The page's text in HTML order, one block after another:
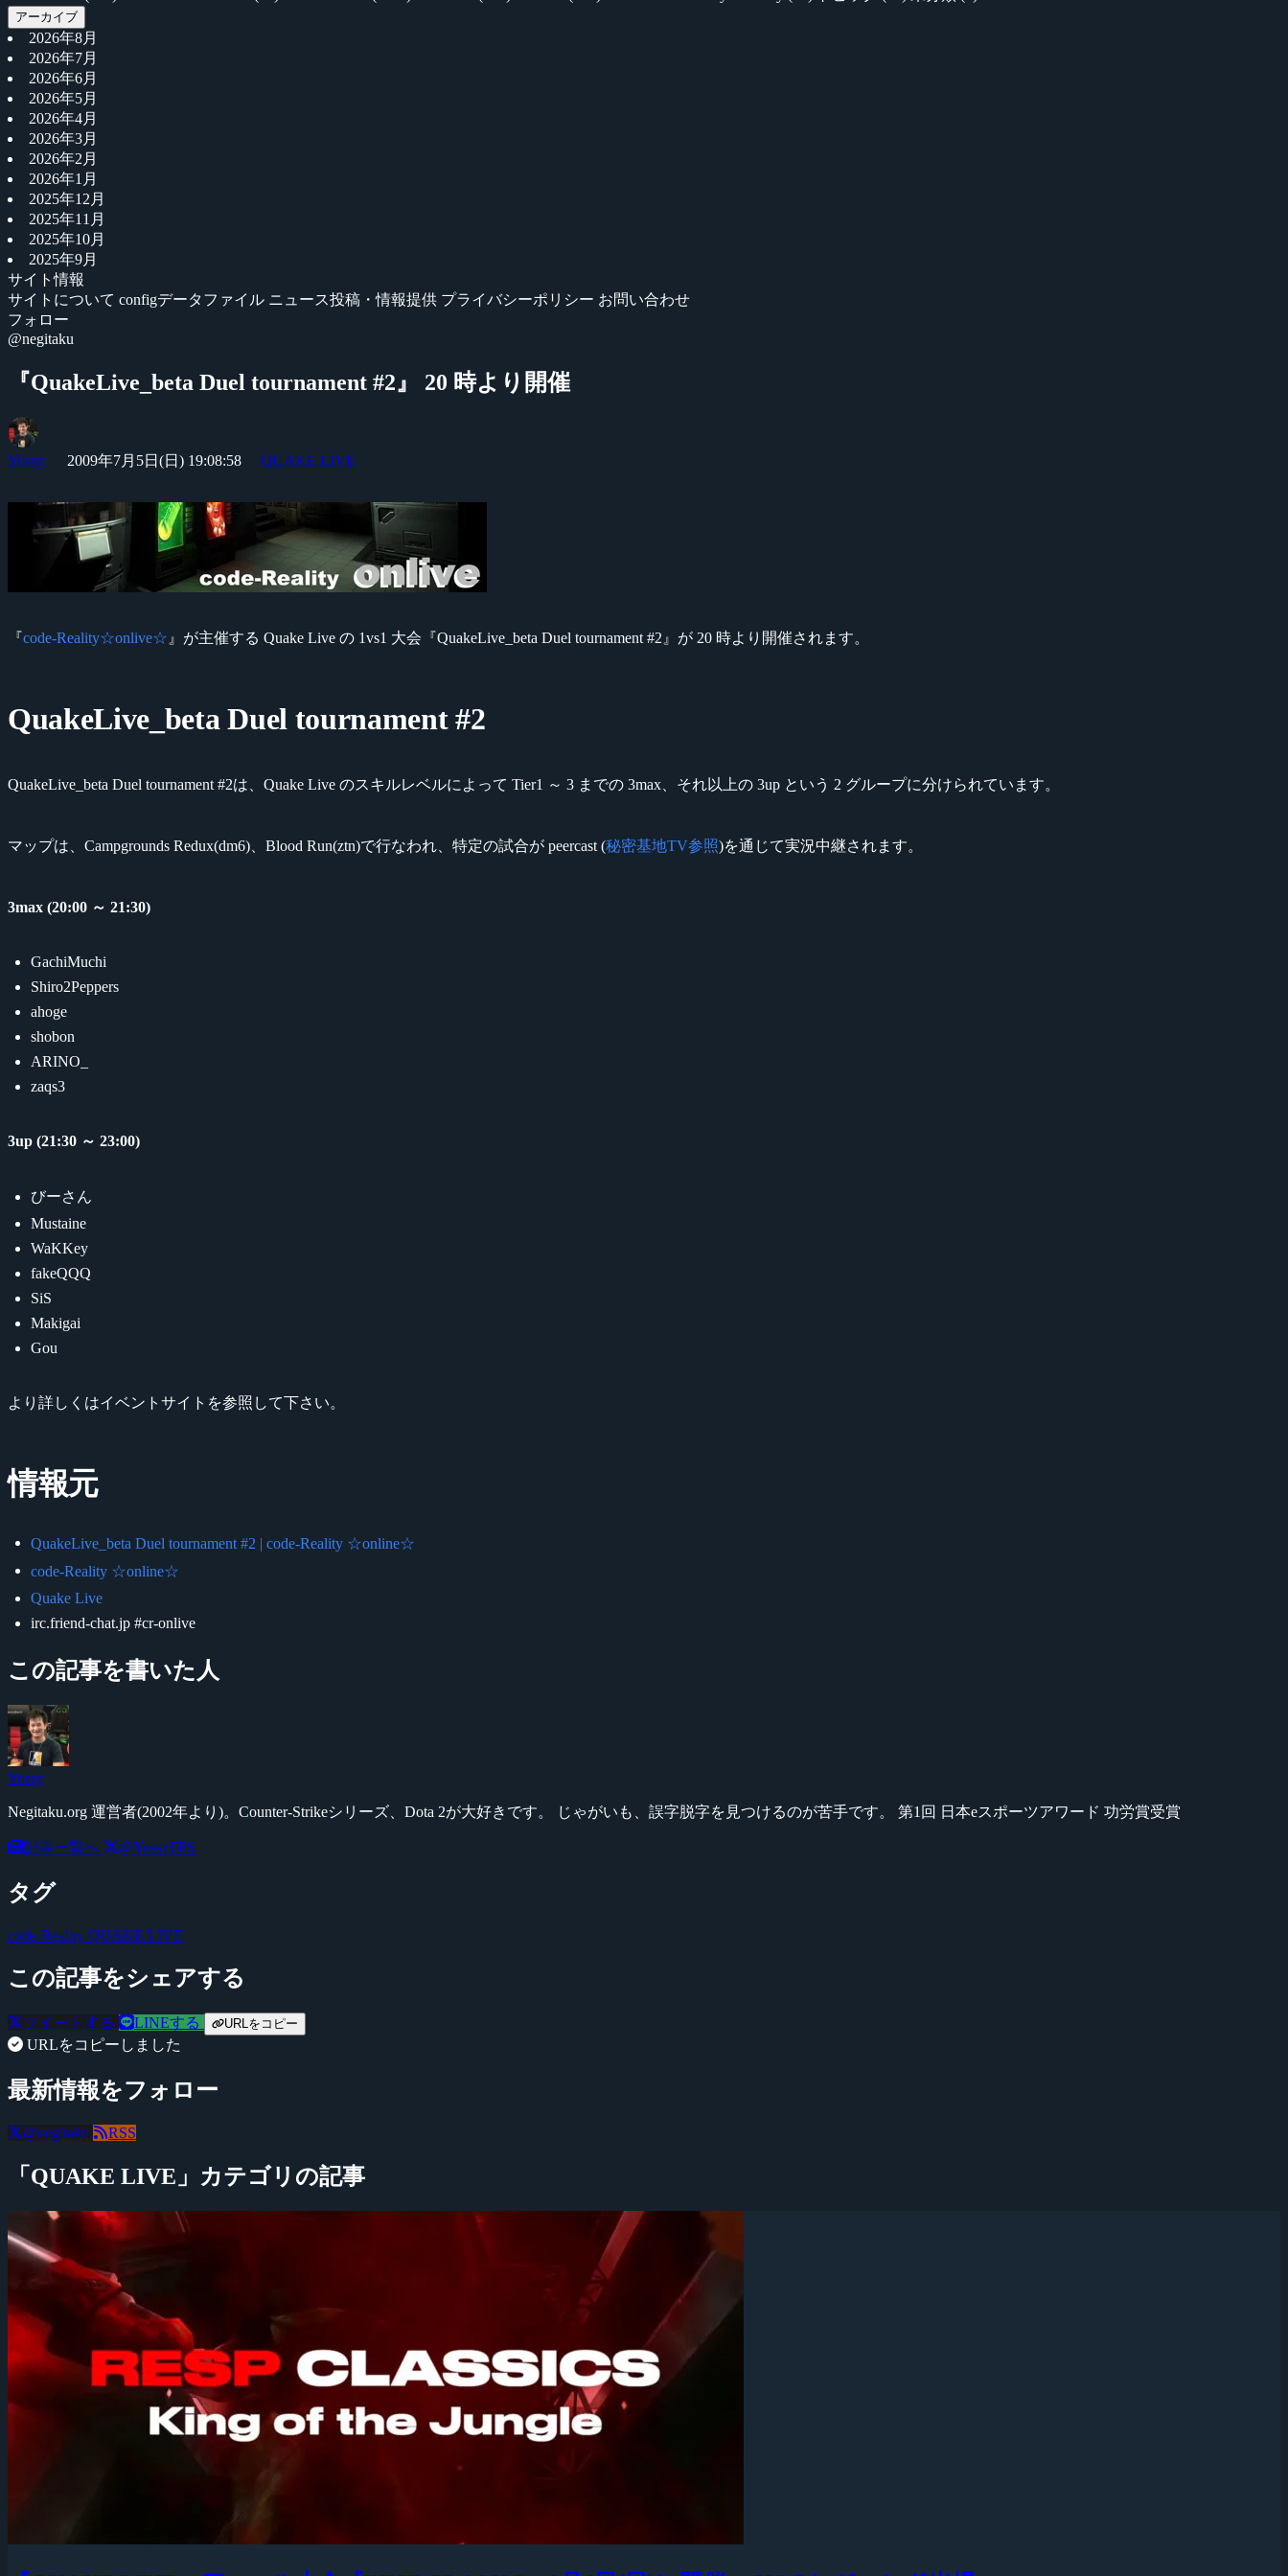
アーカイブ
2026年8月
2026年7月
2026年6月
2026年5月
2026年4月
2026年3月
2026年2月
2026年1月
2025年12月
2025年11月
2025年10月
2025年9月
サイト情報
サイトについて configデータファイル ニュース投稿・情報提供 プライバシーポリシー お問い合わせ
フォロー
@negitaku
『QuakeLive_beta Duel tournament #2』 20 時より開催
Yossy 2009年7月5日(日) 19:08:58 QUAKE LIVE
『code-Reality☆onlive☆ 』が主催する Quake Live の 1vs1 大会『QuakeLive_beta Duel tournament #2』が 20 時より開催されます。
QuakeLive_beta Duel tournament #2
QuakeLive_beta Duel tournament #2は、Quake Live のスキルレベルによって Tier1 ～ 3 までの 3max、それ以上の 3up という 2 グループに分けられています。
マップは、Campgrounds Redux(dm6)、Blood Run(ztn)で行なわれ、特定の試合が peercast (秘密基地TV参照)を通じて実況中継されます。
3max (20:00 ～ 21:30)
GachiMuchi
Shiro2Peppers
ahoge
shobon
ARINO_
zaqs3
3up (21:30 ～ 23:00)
びーさん
Mustaine
WaKKey
fakeQQQ
SiS
Makigai
Gou
より詳しくはイベントサイトを参照して下さい。
情報元
QuakeLive_beta Duel tournament #2 | code-Reality ☆online☆
code-Reality ☆online☆
Quake Live
irc.friend-chat.jp #cr-onlive
この記事を書いた人
Yossy
Negitaku.org 運営者(2002年より)。Counter-Strikeシリーズ、Dota 2が大好きです。 じゃがいも、誤字脱字を見つけるのが苦手です。 第1回 日本eスポーツアワード 功労賞受賞
記事一覧へ @YossyFPS
タグ
code-Reality QUAKE LIVE
この記事をシェアする
ツイートする LINEする URLをコピー
URLをコピーしました
最新情報をフォロー
@negitaku RSS
「QUAKE LIVE」カテゴリの記事